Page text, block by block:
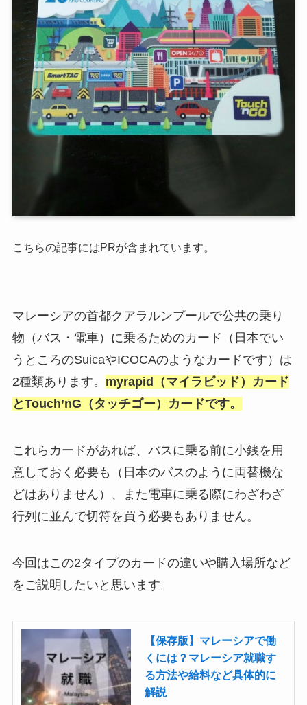
こちらの記事にはPRが含まれています。
マレーシアの首都クアラルンプールで公共の乗り
物（バス・電車）に乗るためのカード（日本でい
うところのSuicaやICOCAのようなカードです）は
2種類あります。 myrapid（マイラピッド）カード
とTouch’nG（タッチゴー）カードです。
これらカードがあれば、バスに乗る前に小銭を用
意しておく必要も（日本のバスのように両替機な
どはありません）、また電車に乗る際にわざわざ
行列に並んで切符を買う必要もありません。
今回はこの2タイプのカードの違いや購入場所など
をご説明したいと思います。
【保存版】マレーシアで働
くには？マレーシア就職す
る方法や給料など具体的に
解説